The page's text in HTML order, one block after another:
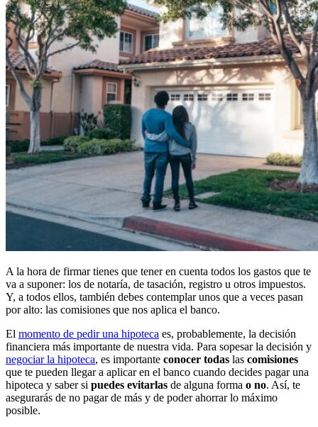
A la hora de firmar tienes que tener en cuenta todos los gastos que te
va a suponer: los de notaría, de tasación, registro u otros impuestos.
Y, a todos ellos, también debes contemplar unos que a veces pasan
por alto: las comisiones que nos aplica el banco.
El momento de pedir una hipoteca es, probablemente, la decisión
financiera más importante de nuestra vida. Para sopesar la decisión y
negociar la hipoteca, es importante conocer todas las comisiones
que te pueden llegar a aplicar en el banco cuando decides pagar una
hipoteca y saber si puedes evitarlas de alguna forma o no. Así, te
asegurarás de no pagar de más y de poder ahorrar lo máximo
posible.